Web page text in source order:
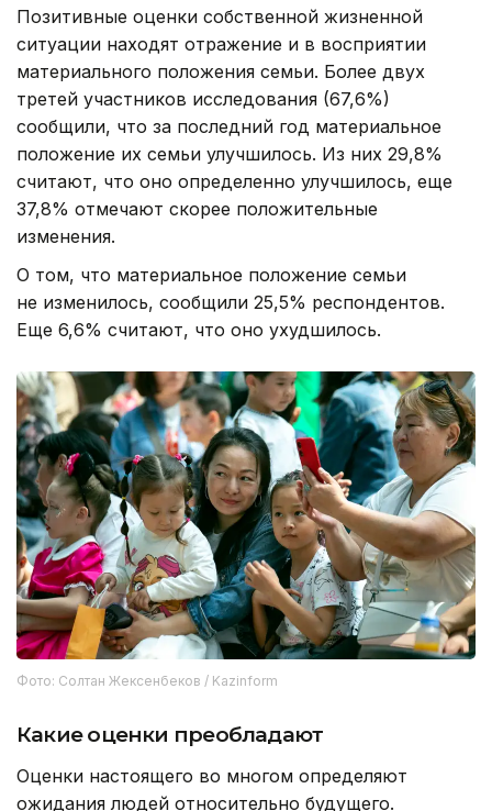
Позитивные оценки собственной жизненной
ситуации находят отражение и в восприятии
материального положения семьи. Более двух
третей участников исследования (67,6%)
сообщили, что за последний год материальное
положение их семьи улучшилось. Из них 29,8%
считают, что оно определенно улучшилось, еще
37,8% отмечают скорее положительные
изменения.
О том, что материальное положение семьи
не изменилось, сообщили 25,5% респондентов.
Еще 6,6% считают, что оно ухудшилось.
Фото: Солтан Жексенбеков / Kazinform
Какие оценки преобладают
Оценки настоящего во многом определяют
ожидания людей относительно будущего.